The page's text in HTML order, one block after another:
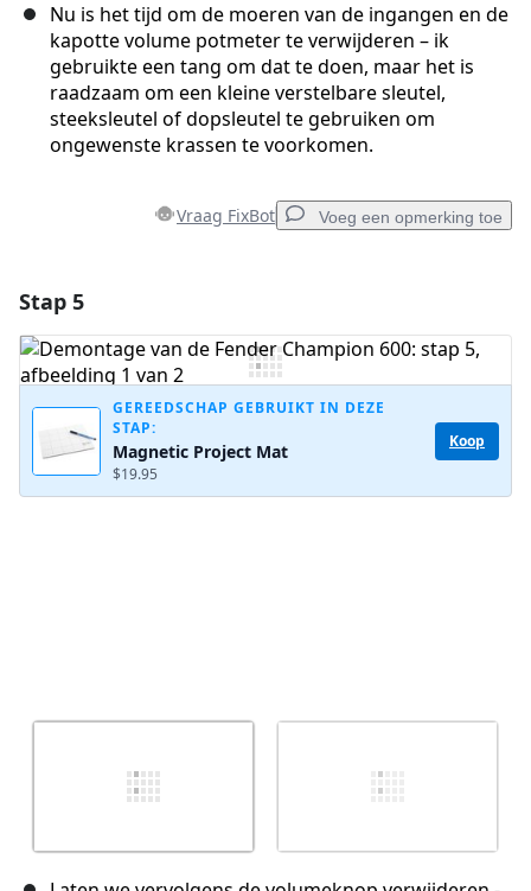
Nu is het tijd om de moeren van de ingangen en de
kapotte volume potmeter te verwijderen – ik
gebruikte een tang om dat te doen, maar het is
raadzaam om een kleine verstelbare sleutel,
steeksleutel of dopsleutel te gebruiken om
ongewenste krassen te voorkomen.
Vraag FixBot Voeg een opmerking toe
Voeg opmerking toe
Annuleren Plaats opmerking
Stap 5
GEREEDSCHAP GEBRUIKT IN DEZE
STAP:
Magnetic Project Mat
$19.95
Koop